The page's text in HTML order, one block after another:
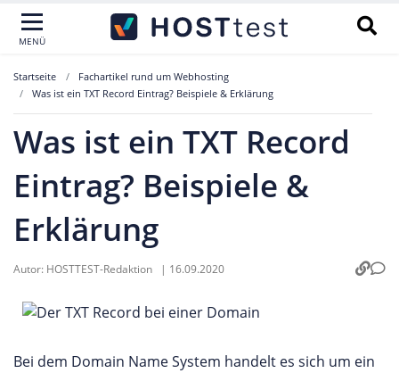
MENÜ
Startseite
Fachartikel rund um Webhosting
Was ist ein TXT Record Eintrag? Beispiele & Erklärung
Was ist ein TXT Record
Eintrag? Beispiele &
Erklärung
Autor: HOSTTEST-Redaktion | 16.09.2020
Bei dem Domain Name System handelt es sich um ein